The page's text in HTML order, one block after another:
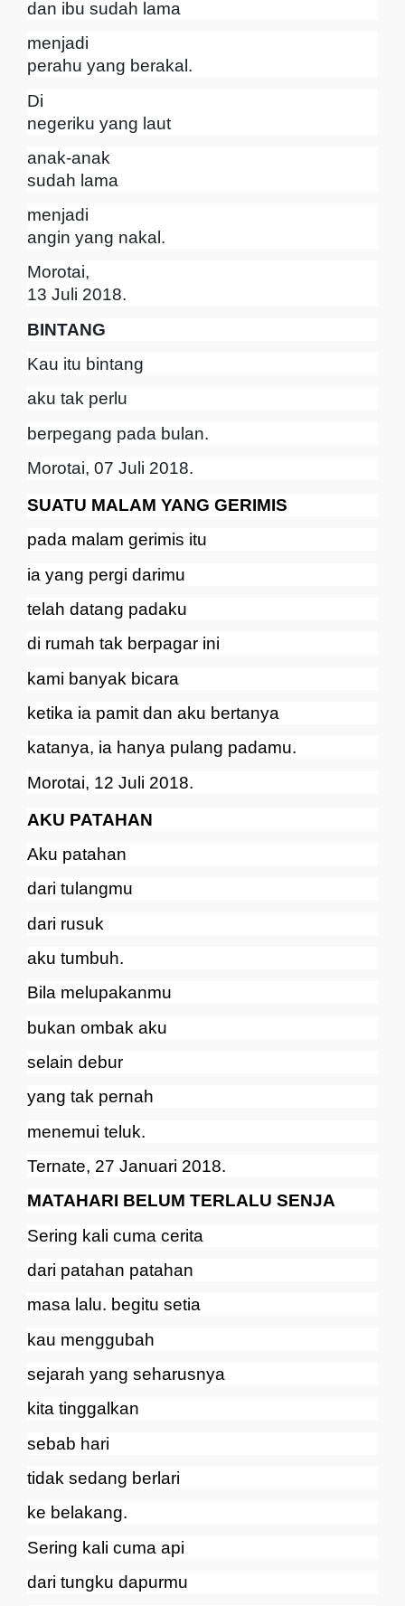
dan ibu sudah lama
menjadi
perahu yang berakal.
Di
negeriku yang laut
anak-anak
sudah lama
menjadi
angin yang nakal.
Morotai,
13 Juli 2018.
BINTANG
Kau itu bintang
aku tak perlu
berpegang pada bulan.
Morotai, 07 Juli 2018.
SUATU MALAM YANG GERIMIS
pada malam gerimis itu
ia yang pergi darimu
telah datang padaku
di rumah tak berpagar ini
kami banyak bicara
ketika ia pamit dan aku bertanya
katanya, ia hanya pulang padamu.
Morotai, 12 Juli 2018.
AKU PATAHAN
Aku patahan
dari tulangmu
dari rusuk
aku tumbuh.
Bila melupakanmu
bukan ombak aku
selain debur
yang tak pernah
menemui teluk.
Ternate, 27 Januari 2018.
MATAHARI BELUM TERLALU SENJA
Sering kali cuma cerita
dari patahan patahan
masa lalu. begitu setia
kau menggubah
sejarah yang seharusnya
kita tinggalkan
sebab hari
tidak sedang berlari
ke belakang.
Sering kali cuma api
dari tungku dapurmu